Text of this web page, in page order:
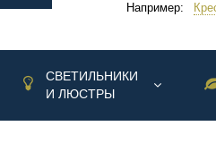
Например:
СВЕТИЛЬНИКИ
И ЛЮСТРЫ